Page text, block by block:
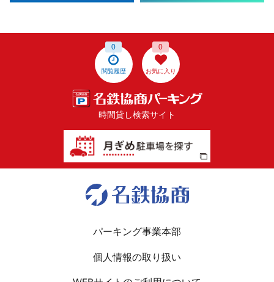
閲覧履歴
0
お気に入り
0
時間貸し検索サイト
パーキング事業本部
個人情報の取り扱い